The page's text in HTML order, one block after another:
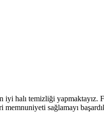
iyi halı temizliği yapmaktayız.
sağlamayı